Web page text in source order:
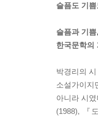
슬픔도 기
슬픔과 기
한국문학의
박경리의
소설가이
아니라 시
(1988), 『